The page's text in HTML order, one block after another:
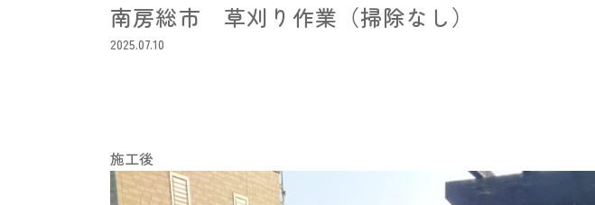
南房総市 草刈り作業（掃除なし）
2025.07.10
施工後